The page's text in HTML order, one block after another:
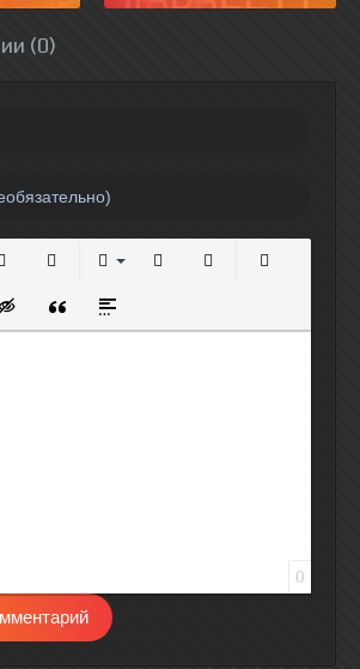
(0)
ссылку
смайликскрытого текста
Вставка цитаты
Вставка спойлера
0